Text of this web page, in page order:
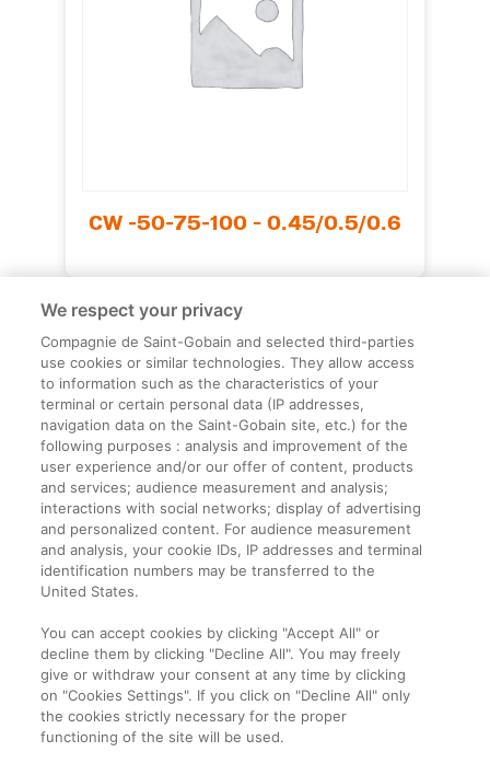
CW -50-75-100 – 0.45/0.5/0.6
Informații legale
Termeni și condiții
Companie
Despre noi
Contact
We respect your privacy
Compagnie de Saint-Gobain and selected third-parties
use cookies or similar technologies. They allow access
to information such as the characteristics of your
terminal or certain personal data (IP addresses,
navigation data on the Saint-Gobain site, etc.) for the
following purposes : analysis and improvement of the
user experience and/or our offer of content, products
and services; audience measurement and analysis;
interactions with social networks; display of advertising
and personalized content. For audience measurement
and analysis, your cookie IDs, IP addresses and terminal
identification numbers may be transferred to the
United States.
You can accept cookies by clicking "Accept All" or
decline them by clicking "Decline All". You may freely
give or withdraw your consent at any time by clicking
on "Cookies Settings". If you click on "Decline All" only
the cookies strictly necessary for the proper
functioning of the site will be used.